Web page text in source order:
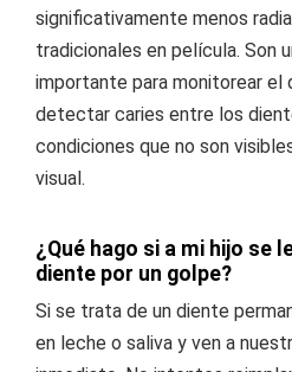
significativamente menos
tradicionales en película. Son
importante para monitorear el
detectar caries entre los
condiciones que no son
visual.
¿Qué hago si a mi hijo se
diente por un golpe?
Si se trata de un diente
en leche o saliva y ven a